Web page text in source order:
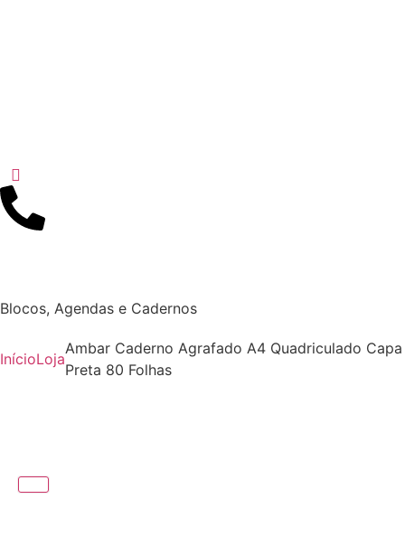
Blocos, Agendas e Cadernos
InícioLoja
Ambar Caderno Agrafado A4 Quadriculado Capa
Preta 80 Folhas